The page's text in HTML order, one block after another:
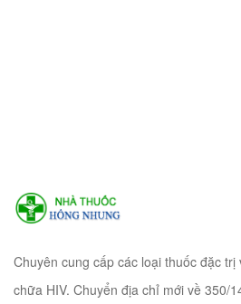
Chuyên cung cấp các loại thuốc đặc trị
chữa HIV. Chuyển địa chỉ mới về 350/